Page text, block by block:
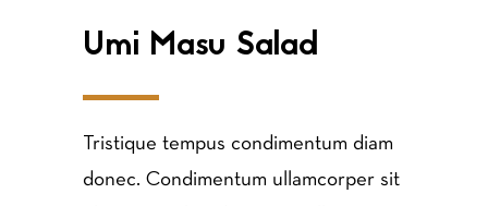
Umi Masu Salad
Tristique tempus condimentum diam
donec. Condimentum ullamcorper sit